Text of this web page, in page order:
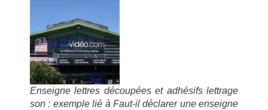
Enseigne lettres découpées et adhésifs lettrage
son : exemple lié à Faut-il déclarer une enseigne